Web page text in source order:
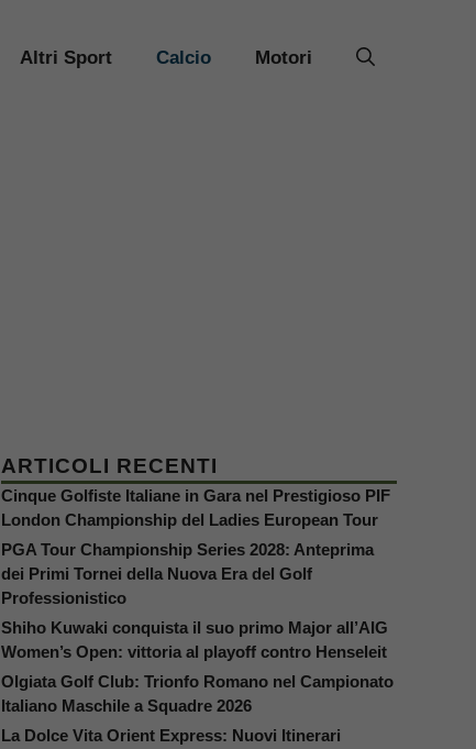
Altri Sport Calcio Motori
ARTICOLI RECENTI
Cinque Golfiste Italiane in Gara nel Prestigioso PIF
London Championship del Ladies European Tour
PGA Tour Championship Series 2028: Anteprima
dei Primi Tornei della Nuova Era del Golf
Professionistico
Shiho Kuwaki conquista il suo primo Major all’AIG
Women’s Open: vittoria al playoff contro Henseleit
Olgiata Golf Club: Trionfo Romano nel Campionato
Italiano Maschile a Squadre 2026
La Dolce Vita Orient Express: Nuovi Itinerari